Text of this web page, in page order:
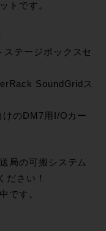
トです。
テージボックスセ
SoundGridス
けのDM7用I/Oカー
局の可搬システム
ださい！
です。